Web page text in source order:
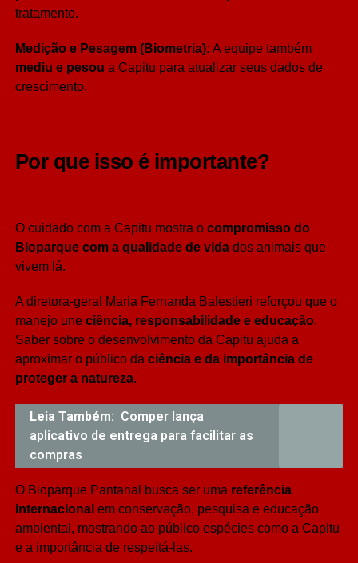
tratamento.
Medição e Pesagem (Biometria): A equipe também
mediu e pesou a Capitu para atualizar seus dados de
crescimento.
Por que isso é importante?
O cuidado com a Capitu mostra o compromisso do
Bioparque com a qualidade de vidados animais que
vivem lá.
A diretora-geral Maria Fernanda Balestieri reforçou que o
manejo une ciência, responsabilidade e educação.
Saber sobre o desenvolvimento da Capitu ajuda a
aproximar o público da ciência e da importância de
proteger a natureza.
Leia Também: Comper lança
aplicativo de entrega para facilitar as
compras
O Bioparque Pantanal busca ser uma referência
internacional em conservação, pesquisa e educação
ambiental, mostrando ao público espécies como a Capitu
e a importância de respeitá-las.